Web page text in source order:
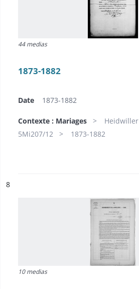
44 medias
1873-1882
Date 1873-1882
Contexte : Mariages
Heidwiller
5Mi207/12
1873-1882
n°
8
10 medias